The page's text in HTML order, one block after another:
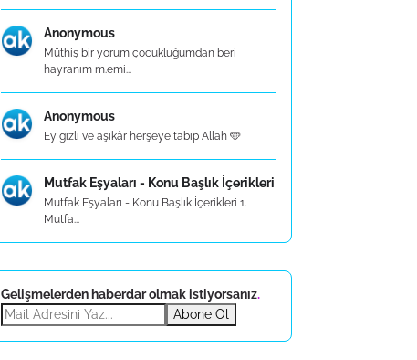
Anonymous
Müthiş bir yorum çocukluğumdan beri
hayranım m.emi...
Anonymous
Ey gizli ve aşikâr herşeye tabip Allah 🩵
Mutfak Eşyaları - Konu Başlık İçerikleri
Mutfak Eşyaları - Konu Başlık İçerikleri 1.
Mutfa...
Gelişmelerden haberdar olmak istiyorsanız.
Abone Ol